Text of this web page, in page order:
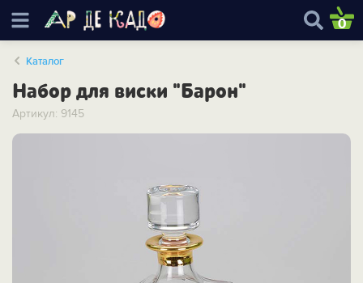
0
Каталог
Набор для виски "Барон"
Артикул: 9145